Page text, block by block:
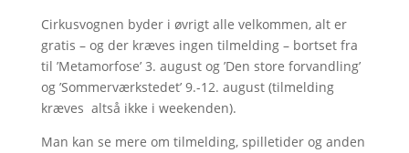
Cirkusvognen byder i øvrigt alle velkommen, alt er
gratis – og der kræves ingen tilmelding – bortset fra
til ’Metamorfose’ 3. august og ’Den store forvandling’
og ’Sommerværkstedet’ 9.-12. august (tilmelding
kræves altså ikke i weekenden).
Man kan se mere om tilmelding, spilletider og anden